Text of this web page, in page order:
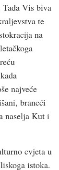
Vis biva
te
na
najveće
braneći
naselja Kut i
cvjeta u
istoka.